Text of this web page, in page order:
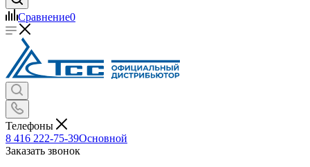
Сравнение0
Телефоны
8 416 222-75-39Основной
Заказать звонок